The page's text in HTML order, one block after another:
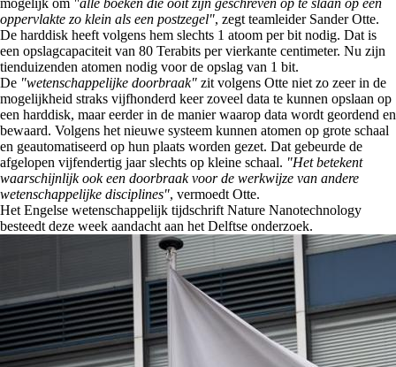
mogelijk om "alle boeken die ooit zijn geschreven op te slaan op een
oppervlakte zo klein als een postzegel", zegt teamleider Sander Otte.
De harddisk heeft volgens hem slechts 1 atoom per bit nodig. Dat is
een opslagcapaciteit van 80 Terabits per vierkante centimeter. Nu zijn
tienduizenden atomen nodig voor de opslag van 1 bit.
De "wetenschappelijke doorbraak" zit volgens Otte niet zo zeer in de
mogelijkheid straks vijfhonderd keer zoveel data te kunnen opslaan op
een harddisk, maar eerder in de manier waarop data wordt geordend en
bewaard. Volgens het nieuwe systeem kunnen atomen op grote schaal
en geautomatiseerd op hun plaats worden gezet. Dat gebeurde de
afgelopen vijfendertig jaar slechts op kleine schaal. "Het betekent
waarschijnlijk ook een doorbraak voor de werkwijze van andere
wetenschappelijke disciplines", vermoedt Otte.
Het Engelse wetenschappelijk tijdschrift Nature Nanotechnology
besteedt deze week aandacht aan het Delftse onderzoek.